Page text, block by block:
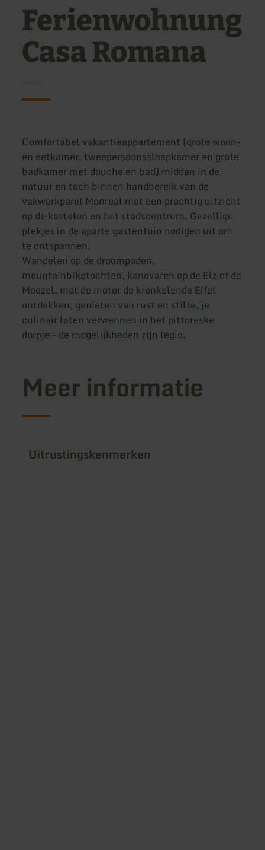
Ferienwohnung
Casa Romana
Comfortabel vakantieappartement (grote woon-
en eetkamer, tweepersoonsslaapkamer en grote
badkamer met douche en bad) midden in de
natuur en toch binnen handbereik van de
vakwerkparel Monreal met een prachtig uitzicht
op de kastelen en het stadscentrum. Gezellige
plekjes in de aparte gastentuin nodigen uit om
te ontspannen.
Wandelen op de droompaden,
mountainbiketochten, kanovaren op de Elz of de
Moezel, met de motor de kronkelende Eifel
ontdekken, genieten van rust en stilte, je
culinair laten verwennen in het pittoreske
dorpje - de mogelijkheden zijn legio.
Meer informatie
Uitrustingskenmerken